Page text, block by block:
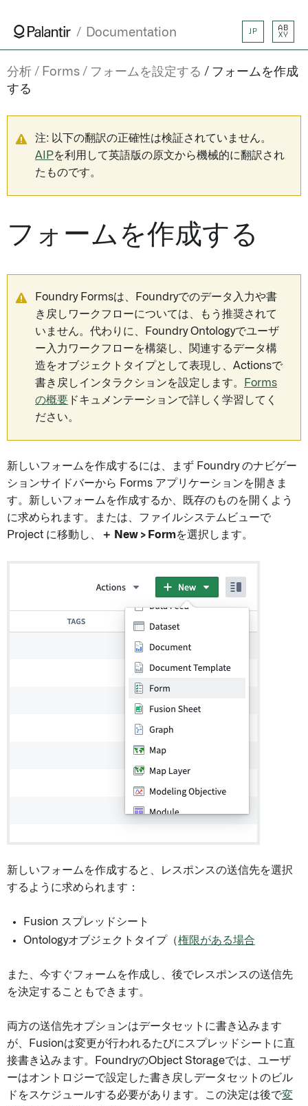
Documentation JP
AB
XY
分析 Forms フォームを設定する
フォームを作成
する
注: 以下の翻訳の正確性は検証されていません。
AIPを利用して英語版の原文から機械的に翻訳され
たものです。
フォームを作成する
Foundry Formsは、Foundryでのデータ入力や書
き戻しワークフローについては、もう推奨されて
いません。代わりに、Foundry Ontologyでユーザ
ー入力ワークフローを構築し、関連するデータ構
造をオブジェクトタイプとして表現し、Actionsで
書き戻しインタラクションを設定します。
Forms
の概要 ドキュメンテーションで詳しく学習してく
ださい。
新しいフォームを作成するには、まず Foundry のナビゲー
ションサイドバーから Forms アプリケーションを開きま
す。新しいフォームを作成するか、既存のものを開くよう
に求められます。または、ファイルシステムビューで
Project に移動し、
＋ New > Formを選択します。
新しいフォームを作成すると、レスポンスの送信先を選択
するように求められます：
Fusion スプレッドシート
Ontologyオブジェクトタイプ（権限がある場合
また、今すぐフォームを作成し、後でレスポンスの送信先
を決定することもできます。
両方の送信先オプションはデータセットに書き込みます
が、Fusionは変更が行われるたびにスプレッドシートに直
接書き込みます。FoundryのObject Storageでは、ユーザ
ーはオントロジーで設定した書き戻しデータセットのビル
ドをスケジュールする必要があります。この決定は後で変